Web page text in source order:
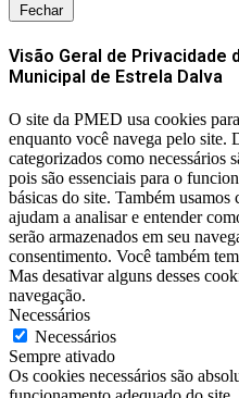
Fechar
Visão Geral de Privacidade
Municipal de Estrela Dalva
O site da PMED usa cookies
enquanto você navega pelo site.
categorizados como necessários
pois são essenciais para o
básicas do site. Também
ajudam a analisar e entender
serão armazenados em seu
consentimento. Você também
Mas desativar alguns desses
navegação.
Necessários
Necessários
Sempre ativado
Os cookies necessários são